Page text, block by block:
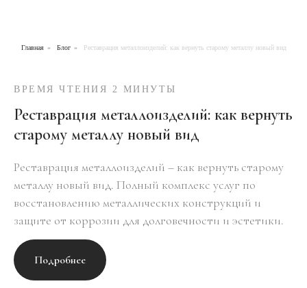
Главная » Блог » Реставрация металлоизделий: как вернуть старому металлу новый вид
ВРЕМЯ ЧТЕНИЯ 2 МИНУТЫ
Реставрация металлоизделий: как вернуть
старому металлу новый вид
Реставрация металлоизделий – как вернуть старому
металлу новый вид. Полный комплекс услуг по
восстановлению металлических конструкций и
защите от коррозии для долговечности и эстетики.
Подробнее